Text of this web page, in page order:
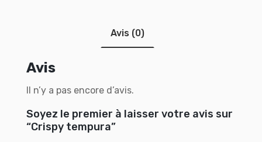
Avis (0)
Avis
Il n’y a pas encore d’avis.
Soyez le premier à laisser votre avis sur
“Crispy tempura”